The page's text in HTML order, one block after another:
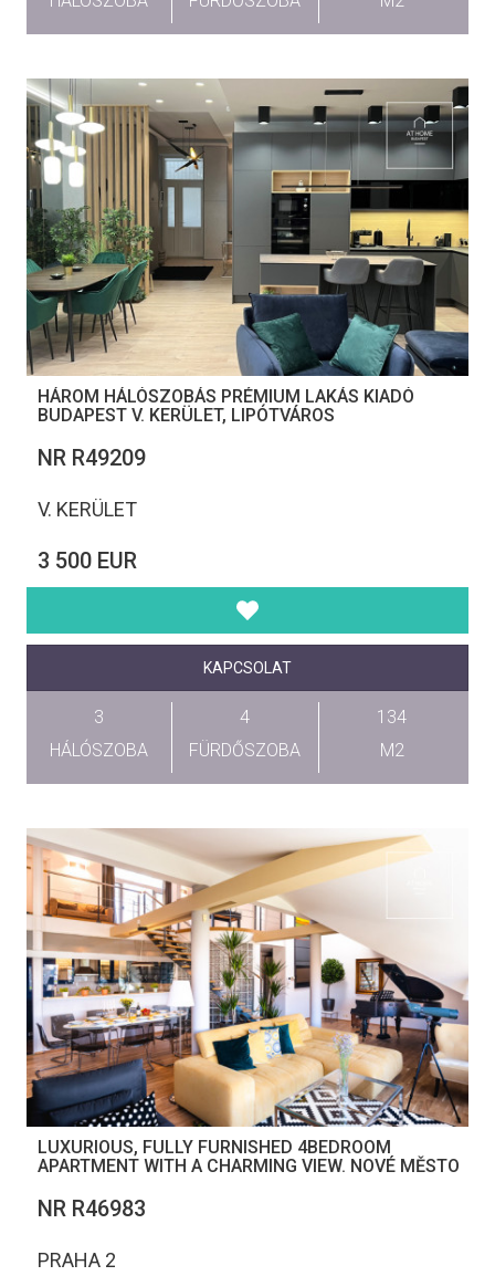
HÁROM HÁLÓSZOBÁS PRÉMIUM LAKÁS KIADÓ
BUDAPEST V. KERÜLET, LIPÓTVÁROS
NR R49209
V. KERÜLET
3 500 EUR
KAPCSOLAT
3
HÁLÓSZOBA
4
FÜRDŐSZOBA
134
M2
LUXURIOUS, FULLY FURNISHED 4BEDROOM
APARTMENT WITH A CHARMING VIEW. NOVÉ MĚSTO
NR R46983
PRAHA 2